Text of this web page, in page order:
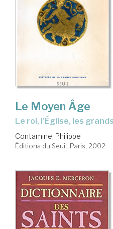
Le Moyen Âge
le roi, l'Église, les
Contamine, Philippe
Éditions du Seuil. Paris, 2002